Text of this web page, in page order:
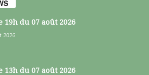
19h du 07 août 2026
2026
13h du 07 août 2026